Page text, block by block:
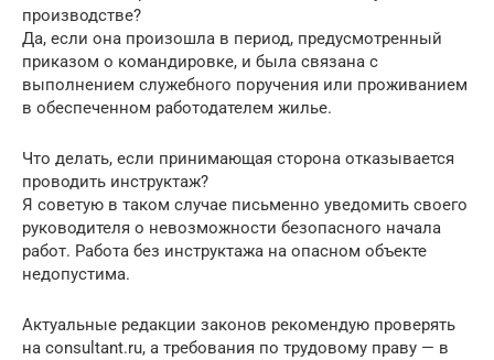
производстве?
Да, если она произошла в период, предусмотренный
приказом о командировке, и была связана с
выполнением служебного поручения или проживанием
в обеспеченном работодателем жилье.
Что делать, если принимающая сторона отказывается
проводить инструктаж?
Я советую в таком случае письменно уведомить своего
руководителя о невозможности безопасного начала
работ. Работа без инструктажа на опасном объекте
недопустима.
Актуальные редакции законов рекомендую проверять
на consultant.ru, а требования по трудовому праву — в